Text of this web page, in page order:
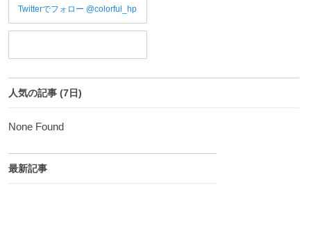
Twitterでフォロー @colorful_hp
人気の記事 (7日)
None Found
最新記事